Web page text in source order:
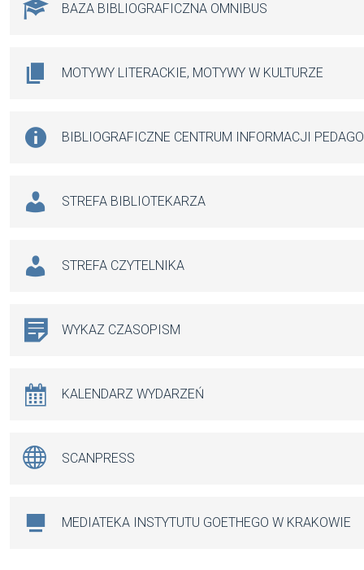
BAZA BIBLIOGRAFICZNA OMNIBUS
MOTYWY LITERACKIE, MOTYWY W KULTURZE
BIBLIOGRAFICZNE CENTRUM INFORMACJI
STREFA BIBLIOTEKARZA
STREFA CZYTELNIKA
WYKAZ CZASOPISM
KALENDARZ WYDARZEŃ
SCANPRESS
MEDIATEKA INSTYTUTU GOETHEGO W KRAKOWIE